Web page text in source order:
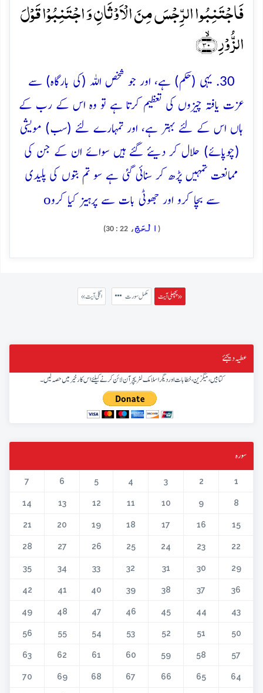
فَاجۡتَنِبُوا الرِّجۡسَ مِنَ الۡاَوۡثَانِ وَ اجۡتَنِبُوۡا قَوۡلَ
الزُّوۡرِ ﴿ۙ۳۰﴾
30. یہی (حکم) ہے، اور جو شخص اللہ (کی بارگاہ) سے
عزت یافتہ چیزوں کی تعظیم کرتا ہے تو وہ اس کے رب کے
ہاں اس کے لئے بہتر ہے، اور تمہارے لئے (سب) مویشی
(چوپائے) حلال کر دیئے گئے ہیں سوائے ان کے جن کی
ممانعت تمہیں پڑھ کر سنائی گئی ہے سو تم بتوں کی پلیدی
سے بچا کرو اور جھوٹی بات سے پرہیز کیا کروo
( الْحَجّ ، 22 : 30)
پچھلی آیت » مکمل سورت « اگلی آیت
عطیہ دیجئے
کتابیں، میگزین، خطابات اور دیگر اسلامک لٹریچر آن لائن کرنے کیلئے اس کار خیر میں حصہ لیں۔
سورہ
1
2
3
4
5
6
7
8
9
10
11
12
13
14
15
16
17
18
19
20
21
22
23
24
25
26
27
28
29
30
31
32
33
34
35
36
37
38
39
40
41
42
43
44
45
46
47
48
49
50
51
52
53
54
55
56
57
58
59
60
61
62
63
64
65
66
67
68
69
70